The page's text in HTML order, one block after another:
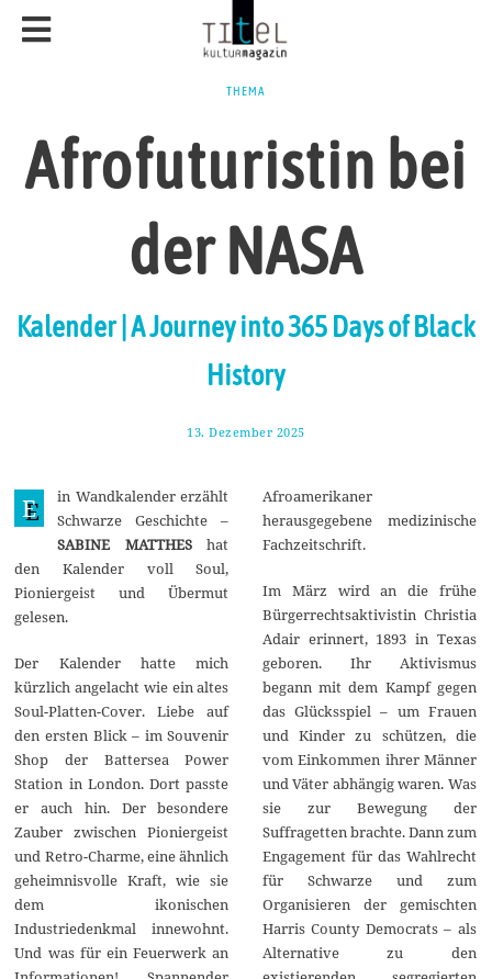
THEMA
Afrofuturistin bei
der NASA
Kalender | A Journey into 365 Days of Black
History
13. Dezember 2025
e
e
m
r
2
2
5
E
in Wandkalender erzählt
Schwarze Geschichte –
SABINE MATTHEShat
den Kalender voll Soul,
Pioniergeist und Übermut
gelesen.
Der Kalender hatte mich
kürzlich angelacht wie ein altes
Soul-Platten-Cover. Liebe auf
den ersten Blick – im Souvenir
Shop der Battersea Power
Station in London. Dort passte
er auch hin. Der besondere
Zauber zwischen Pioniergeist
und Retro-Charme, eine ähnlich
geheimnisvolle Kraft, wie sie
dem ikonischen
Industriedenkmal innewohnt.
Und was für ein Feuerwerk an
Afroamerikaner
herausgegebene medizinische
Fachzeitschrift.
Im März wird an die frühe
Bürgerrechtsaktivistin Christia
Adair erinnert, 1893 in Texas
geboren. Ihr Aktivismus
begann mit dem Kampf gegen
das Glücksspiel – um Frauen
und Kinder zu schützen, die
vom Einkommen ihrer Männer
und Väter abhängig waren. Was
sie zur Bewegung der
Suffragetten brachte. Dann zum
Engagement für das Wahlrecht
für Schwarze und zum
Organisieren der gemischten
Harris County Democrats – als
Alternative zu den